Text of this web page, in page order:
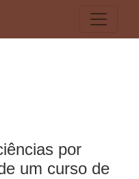
por
um curso de